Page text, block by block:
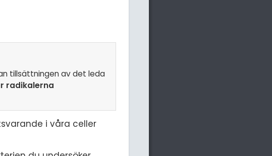
tillsättningen av det leda
radikalerna
i våra celler